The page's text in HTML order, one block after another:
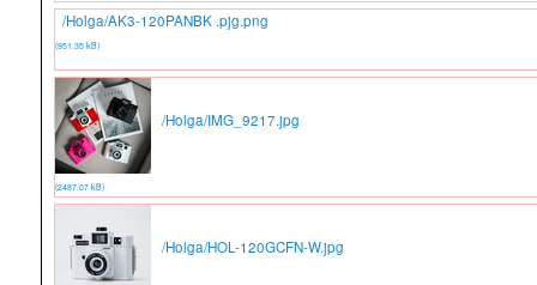
/Holga/AK3-120PANBK .pjg.png
(951.35 kB)
/Holga/IMG_9217.jpg
(2487.07 kB)
/Holga/HOL-120GCFN-W.jpg